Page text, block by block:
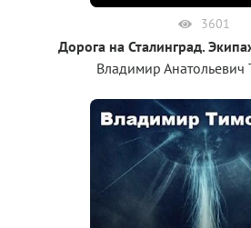
3601
Дорога на Сталинград.
Владимир Анатольевич